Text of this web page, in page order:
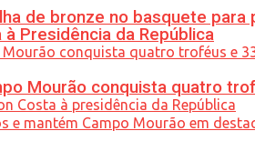
Presidência da República
de bronze no basquete
Mourão conquista quatro